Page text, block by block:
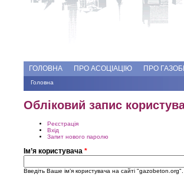
ГОЛОВНА ПРО АСОЦІАЦІЮ ПРО
Ви є тут
Головна
Обліковий запис
Первинні вкладки
Реєстрація
Вхід
Запит нового паролю
Ім’я користувача *
Введіть Ваше ім’я користувача на сайті "gazobeton.org".